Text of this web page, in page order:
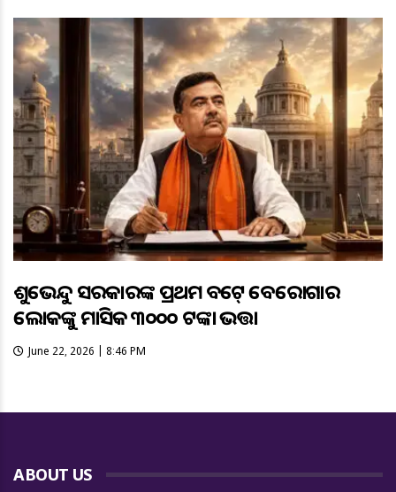
ଶୁଭେନ୍ଦୁ ସରକାରଙ୍କ ପ୍ରଥମ ବଜେଟ୍ ବେରୋଜଗାର
ଲୋକଙ୍କୁ ମାସିକ ୩୦୦୦ ଟଙ୍କା ଭତ୍ତା
June 22, 2026 | 8:46 PM
ABOUT US